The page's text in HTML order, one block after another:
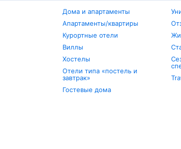
Дома и апартаменты
Апартаменты/квартиры
Курортные отели
Виллы
Хостелы
Отели типа «постель и
завтрак»
Гостевые дома